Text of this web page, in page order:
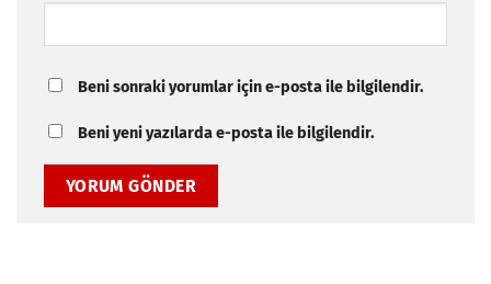
Beni sonraki yorumlar için e-posta ile bilgilendir.
Beni yeni yazılarda e-posta ile bilgilendir.